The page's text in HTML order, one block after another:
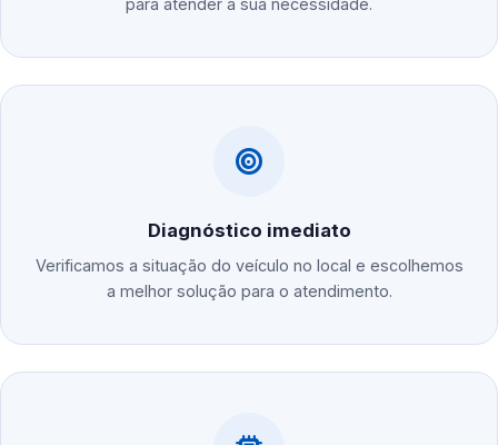
para atender a sua necessidade.
Diagnóstico imediato
Verificamos a situação do veículo no local e escolhemos
a melhor solução para o atendimento.